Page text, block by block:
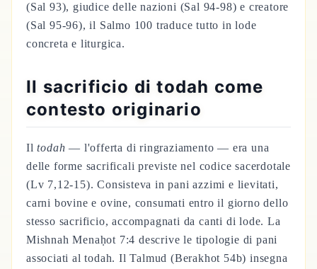
(Sal 93), giudice delle nazioni (Sal 94-98) e creatore
(Sal 95-96), il Salmo 100 traduce tutto in lode
concreta e liturgica.
Il sacrificio di todah come
contesto originario
Iltodah — l'offerta di ringraziamento — era una
delle forme sacrificali previste nel codice sacerdotale
(Lv 7,12-15). Consisteva in pani azzimi e lievitati,
carni bovine e ovine, consumati entro il giorno dello
stesso sacrificio, accompagnati da canti di lode. La
Mishnah Menaḥot 7:4 descrive le tipologie di pani
associati al todah. Il Talmud (Berakhot 54b) insegna